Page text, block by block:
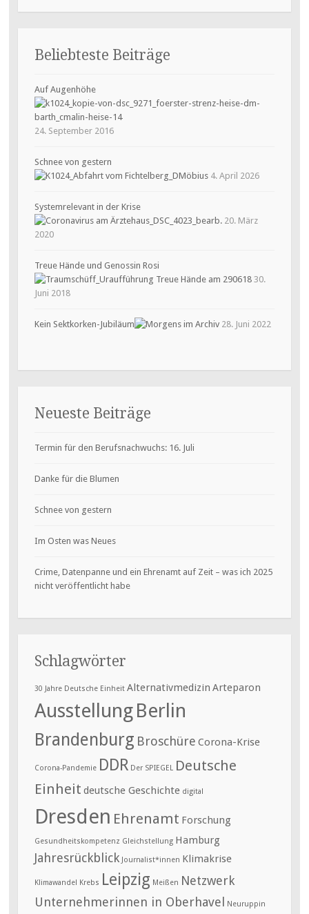
Beliebteste Beiträge
Auf Augenhöhe
24. September 2016
Schnee von gestern
4. April 2026
Systemrelevant in der Krise
20. März
2020
Treue Hände und Genossin Rosi
30.
Juni 2018
Kein Sektkorken-Jubiläum 28. Juni 2022
Neueste Beiträge
Termin für den Berufsnachwuchs: 16. Juli
Danke für die Blumen
Schnee von gestern
Im Osten was Neues
Crime, Datenpanne und ein Ehrenamt auf Zeit – was ich 2025
nicht veröffentlicht habe
Schlagwörter
30 Jahre Deutsche Einheit Alternativmedizin Arteparon
AusstellungBerlin
Brandenburg Broschüre Corona-Krise
Corona-Pandemie DDR Der SPIEGEL Deutsche
Einheit deutsche Geschichte digital
Dresden Ehrenamt Forschung
Gesundheitskompetenz Gleichstellung Hamburg
Jahresrückblick Journalist*innen Klimakrise
Klimawandel Krebs Leipzig Meißen Netzwerk
Unternehmerinnen in Oberhavel Neuruppin